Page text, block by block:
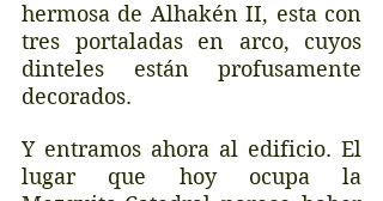
hermosa de Alhakén II, esta con
tres portaladas en arco, cuyos
dinteles están profusamente
decorados.
Y entramos ahora al edificio. El
lugar que hoy ocupa la